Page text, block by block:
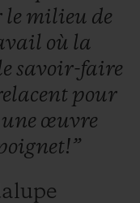
à tourner
Nyon font
le
fonction
offrant une
le milieu de
où la
savoir-faire
pour
une œuvre